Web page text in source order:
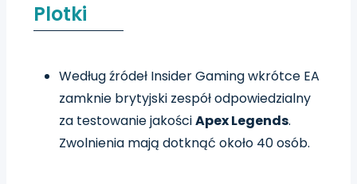
Plotki
Według źródeł Insider Gaming wkrótce EA
zamknie brytyjski zespół odpowiedzialny
za testowanie jakościApex Legends.
Zwolnienia mają dotknąć około 40 osób.